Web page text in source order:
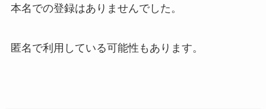
本名での登録はありませんでした。
匿名で利用している可能性もあります。